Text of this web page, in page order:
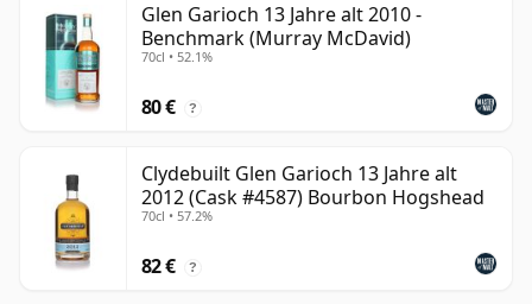
Glen Garioch 13 Jahre alt 2010 -
Benchmark (Murray McDavid)
70cl • 52.1%
80 € ?
Clydebuilt Glen Garioch 13 Jahre alt
2012 (Cask #4587) Bourbon Hogshead
70cl • 57.2%
82 € ?